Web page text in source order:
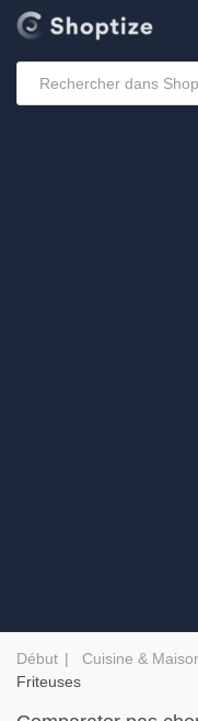
Début Cuisine &
Friteuses